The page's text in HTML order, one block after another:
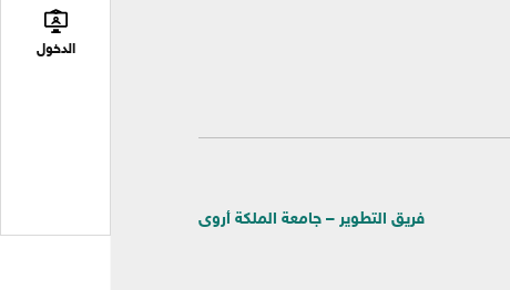
الدخول
فريق التطوير – جامعة الملكة أروى